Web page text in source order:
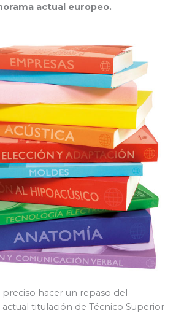
actual europeo.
preciso hacer un repaso del
titulación de Técnico Superior